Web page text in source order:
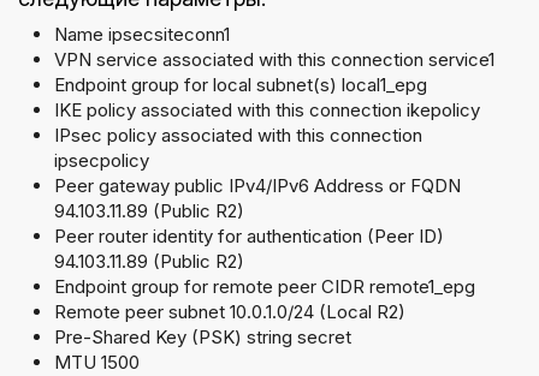
Name ipsecsiteconn1
VPN service associated with this connection service1
Endpoint group for local subnet(s) local1_epg
IKE policy associated with this connection ikepolicy
IPsec policy associated with this connection
ipsecpolicy
Peer gateway public IPv4/IPv6 Address or FQDN
94.103.11.89 (Public R2)
Peer router identity for authentication (Peer ID)
94.103.11.89 (Public R2)
Endpoint group for remote peer CIDR remote1_epg
Remote peer subnet 10.0.1.0/24 (Local R2)
Pre-Shared Key (PSK) string secret
MTU 1500